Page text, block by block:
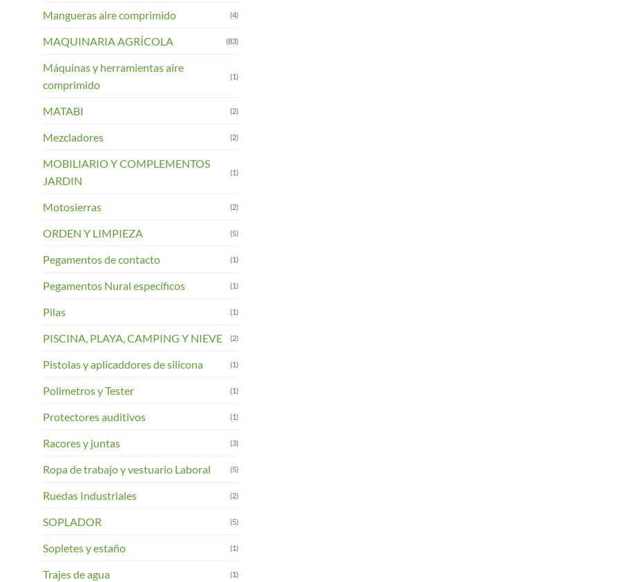
Mangueras aire comprimido (4)
MAQUINARIA AGRÍCOLA (83)
Máquinas y herramientas aire
comprimido
(1)
MATABI (2)
Mezcladores (2)
MOBILIARIO Y COMPLEMENTOS
JARDIN
(1)
Motosierras (2)
ORDEN Y LIMPIEZA (5)
Pegamentos de contacto (1)
Pegamentos Nural específicos (1)
Pilas (1)
PISCINA, PLAYA, CAMPING Y NIEVE (2)
Pistolas y aplicaddores de silicona (1)
Polimetros y Tester (1)
Protectores auditivos (1)
Racores y juntas (3)
Ropa de trabajo y vestuario Laboral (5)
Ruedas Industriales (2)
SOPLADOR (5)
Sopletes y estaño (1)
Trajes de agua (1)